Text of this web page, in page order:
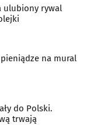
ulubiony rywal
na mural
do Polski.
trwają